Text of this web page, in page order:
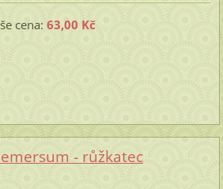
cena: 63,00 Kč
- růžkatec